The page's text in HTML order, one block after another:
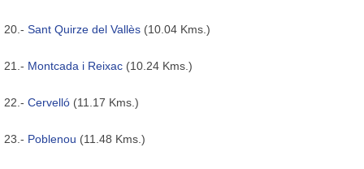
20.- Sant Quirze del Vallès (10.04 Kms.)
21.- Montcada i Reixac (10.24 Kms.)
22.- Cervelló (11.17 Kms.)
23.- Poblenou (11.48 Kms.)